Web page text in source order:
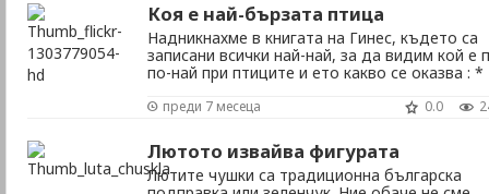
Коя е най-бързата птица
Надникнахме в книгата на Гинес, където са
записани всички най-най, за да видим кой е
по-най при птиците и ето какво се оказва : *
скорост до 70 км/ч, което го прави истински
кликнете върху тях) * В полет обаче ...
преди 7 месеца 0.0
Лютото извайва фигурата
Лютите чушки са традиционна българска